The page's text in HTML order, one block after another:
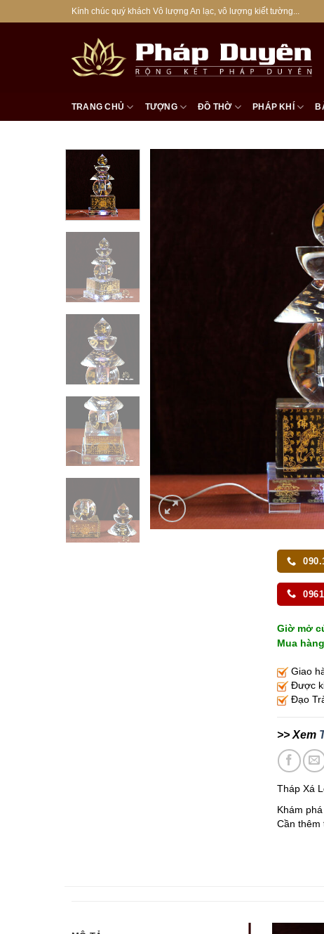
qua
Kính chúc quý khách Vô lượng An lạc, vô lượng kiết tường...
TRANG CHỦ TƯỢNG ĐỒ THỜ PHÁP KHÍ
Giờ mở
Mua
Giao
Được
Đạo
>> Xem
Tháp Xá
Khám
Cần thêm